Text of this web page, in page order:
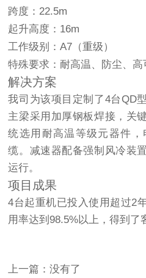
跨度：22.5m
起升高度：16m
工作级别：A7（重级）
特殊要求：耐高温、防尘、高
解决方案
我司为该项目定制了4台QD
主梁采用加厚钢板焊接，关
统选用耐高温等级元器件
缆。减速器配备强制风冷装
运行。
项目成果
4台起重机已投入使用超过2
用率达到98.5%以上，得到了
上一篇：没有了